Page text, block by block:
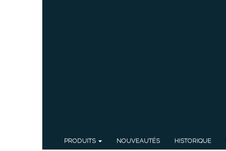
PRODUITS NOUVEAUTÉS HISTORIQUE